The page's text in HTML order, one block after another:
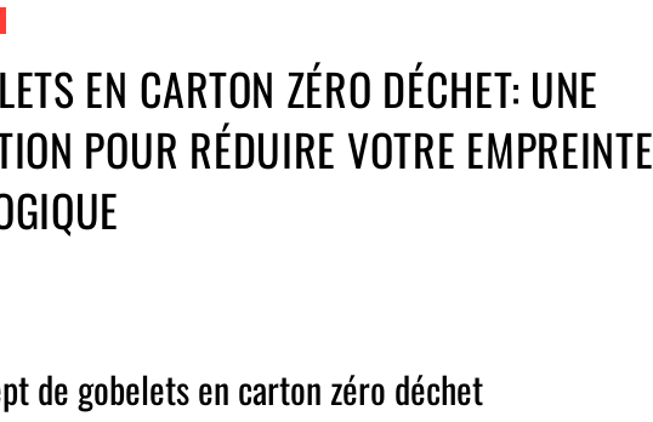
EN CARTON ZÉRO DÉCHET: UNE
POUR RÉDUIRE VOTRE EMPREINTE
de gobelets en carton zéro déchet